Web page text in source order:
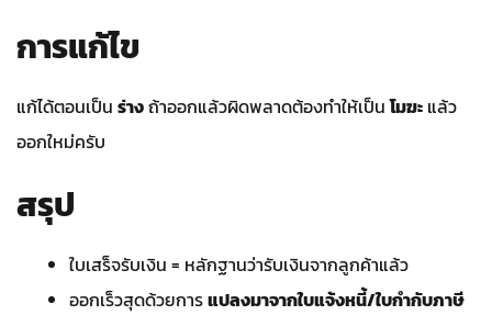
การแก้ไข
แก้ได้ตอนเป็น ร่างถ้าออกแล้วผิดพลาดต้องทำให้เป็นโมฆะ แล้ว
ออกใหม่ครับ
สรุป
ใบเสร็จรับเงิน = หลักฐานว่ารับเงินจากลูกค้าแล้ว
ออกเร็วสุดด้วยการแปลงมาจากใบแจ้งหนี้/ใบกำกับภาษี